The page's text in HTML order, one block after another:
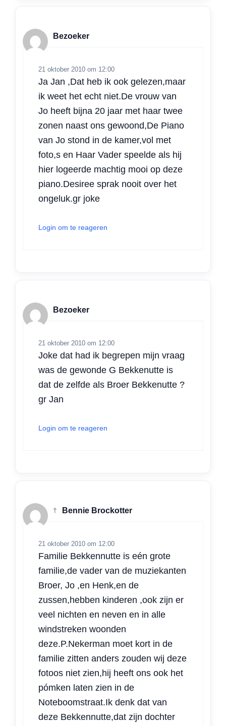
Bezoeker
21 oktober 2010 om 12:00
Ja Jan ,Dat heb ik ook gelezen,maar
ik weet het echt niet.De vrouw van
Jo heeft bijna 20 jaar met haar twee
zonen naast ons gewoond,De Piano
van Jo stond in de kamer,vol met
foto,s en Haar Vader speelde als hij
hier logeerde machtig mooi op deze
piano.Desiree sprak nooit over het
ongeluk.gr joke
Login om te reageren
Bezoeker
21 oktober 2010 om 12:00
Joke dat had ik begrepen mijn vraag
was de gewonde G Bekkenutte is
dat de zelfde als Broer Bekkenutte ?
gr Jan
Login om te reageren
† Bennie Brockotter
21 oktober 2010 om 12:00
Familie Bekkennutte is eén grote
familie,de vader van de muziekanten
Broer, Jo ,en Henk,en de
zussen,hebben kinderen ,ook zijn er
veel nichten en neven en in alle
windstreken woonden
deze.P.Nekerman moet kort in de
familie zitten anders zouden wij deze
fotoos niet zien,hij heeft ons ook het
pómken laten zien in de
Noteboomstraat.Ik denk dat van
deze Bekkennutte,dat zijn dochter